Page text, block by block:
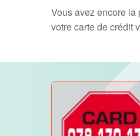
Vous avez encore la
votre carte de crédit